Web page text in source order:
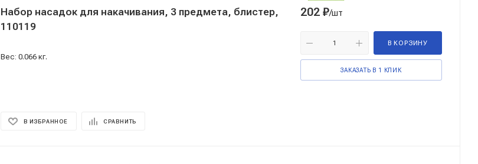
Набор насадок для накачивания, 3 предмета, блистер,
110119
Вес: 0.066 кг.
В ИЗБРАННОЕ СРАВНИТЬ
202 ₽/шт
В КОРЗИНУ
ЗАКАЗАТЬ В 1 КЛИК